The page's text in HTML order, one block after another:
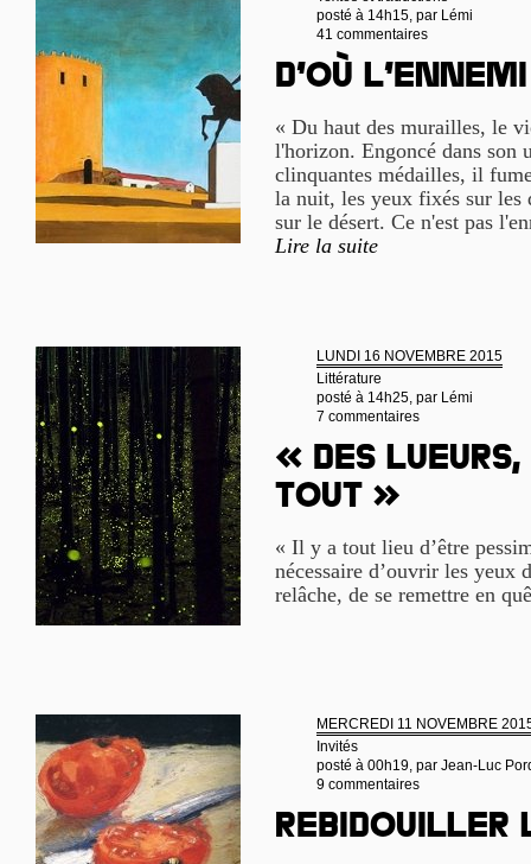
posté à 14h15, par Lémi
41 commentaires
D’où
« Du haut des murailles, le
l'horizon. Engoncé dans son
clinquantes médailles, il
la nuit, les yeux fixés sur les
sur le désert. Ce n'est pas
Lire la suite
LUNDI 16 NOVEMBRE 2015
Littérature
posté à 14h25, par Lémi
7 commentaires
« Des
tout »
« Il y a tout lieu d’être
nécessaire d’ouvrir les yeux
relâche, de se remettre en
MERCREDI 11 NOVEMBRE
Invités
posté à 00h19, par Jean-Luc
9 commentaires
Rebidouiller